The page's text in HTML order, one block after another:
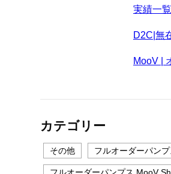
実績一
D2C|無
MooV |
カテゴリー
その他 フルオーダーパン